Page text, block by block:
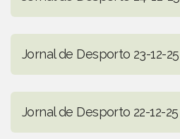
Jornal de Desporto 23-12-25
Jornal de Desporto 22-12-25